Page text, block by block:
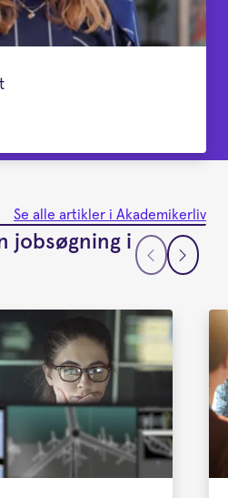
Se alle artikler i Akademikerliv
jobsøgning i